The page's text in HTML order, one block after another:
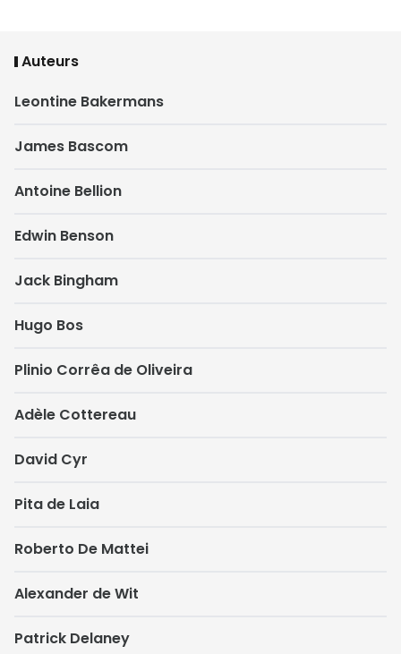
Auteurs
Leontine Bakermans
James Bascom
Antoine Bellion
Edwin Benson
Jack Bingham
Hugo Bos
Plinio Corrêa de Oliveira
Adèle Cottereau
David Cyr
Pita de Laia
Roberto De Mattei
Alexander de Wit
Patrick Delaney